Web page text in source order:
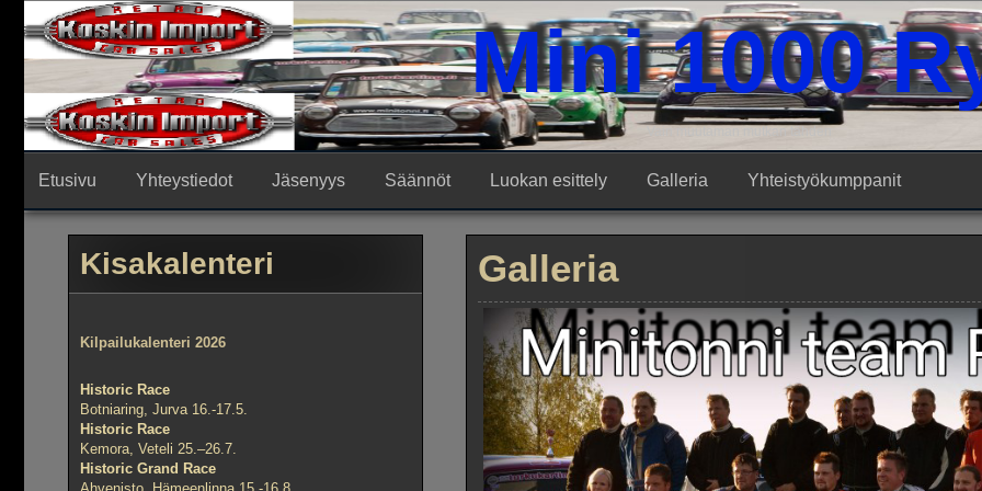
to
content
Mini 1000
Etusivu Yhteystiedot Jäsenyys Säännöt Luokan esittely Galleria Yhteistyökumppanit
Galleria
Kisakalenteri
Kilpailukalenteri 2026
Historic Race
Botniaring, Jurva 16.-17.5.
Historic Race
Kemora, Veteli 25.–26.7.
Historic Grand Race